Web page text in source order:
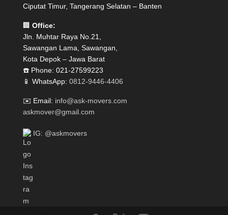
Ciputat Timur, Tangerang Selatan – Banten
🏢 Office:
Jln. Muhtar Raya No.21,
Sawangan Lama, Sawangan,
Kota Depok – Jawa Barat
☎️ Phone: 021-27599223
📱 WhatsApp: 0812-9446-4406
✉️ Email: info@ask-movers.com
askmover@gmail.com
IG: @askmovers